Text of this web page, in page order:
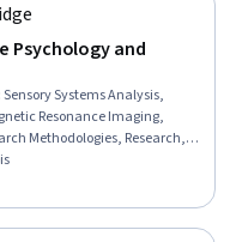
and
Sensory Systems Analysis,
Resonance Imaging,
Methodologies, Research,
Research Design,